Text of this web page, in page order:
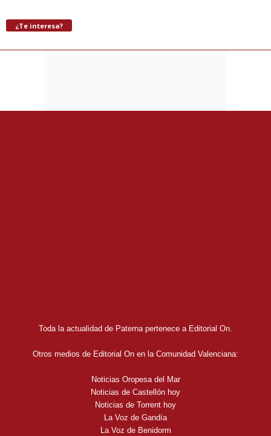
¿Te interesa?
Toda la actualidad de Paterna pertenece a Editorial On.
Otros medios de Editorial On en la Comunidad Valenciana:
Noticias Oropesa del Mar
Noticias de Castellón hoy
Noticias de Torrent hoy
La Voz de Gandía
La Voz de Benidorm